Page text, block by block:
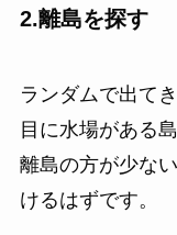
2.離島を探す
ランダムで出て
目に水場がある
離島の方が少な
けるはずです。